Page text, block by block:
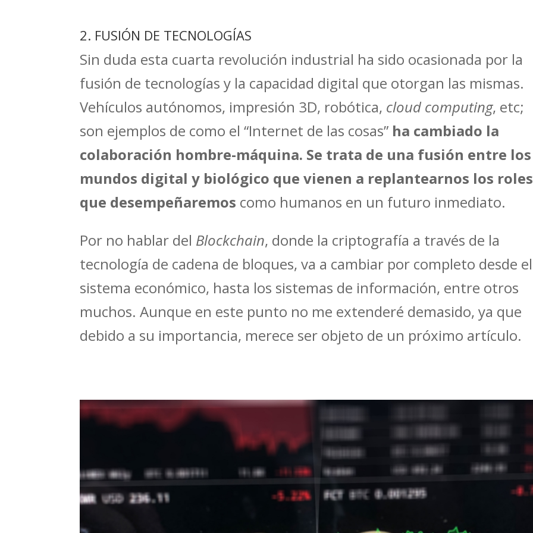
2. FUSIÓN DE TECNOLOGÍAS
Sin duda esta cuarta revolución industrial ha sido ocasionada por la
fusión de tecnologías y la capacidad digital que otorgan las mismas.
Vehículos autónomos, impresión 3D, robótica, cloud computing, etc;
son ejemplos de como el “Internet de las cosas” ha cambiado la
colaboración hombre-máquina. Se trata de una fusión entre los
mundos digital y biológico que vienen a replantearnos los roles
que desempeñaremos como humanos en un futuro inmediato.
Por no hablar del Blockchain, donde la criptografía a través de la
tecnología de cadena de bloques, va a cambiar por completo desde el
sistema económico, hasta los sistemas de información, entre otros
muchos. Aunque en este punto no me extenderé demasido, ya que
debido a su importancia, merece ser objeto de un próximo artículo.